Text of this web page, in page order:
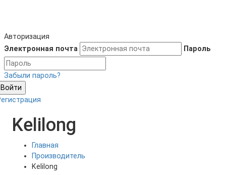
Авторизация
Электронная почта
Пароль
Забыли пароль?
Войти
Kelilong
Главная
Производитель
Kelilong